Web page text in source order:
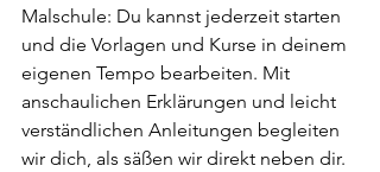
Malschule: Du kannst jederzeit starten
und die Vorlagen und Kurse in deinem
eigenen Tempo bearbeiten. Mit
anschaulichen Erklärungen und leicht
verständlichen Anleitungen begleiten
wir dich, als säßen wir direkt neben dir.